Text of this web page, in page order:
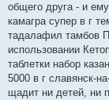
общего друга - и
камагра супер в г
тадалафил тамбов
использовании
таблетки набор
5000 в г славянск-
щадит ни детей, ни